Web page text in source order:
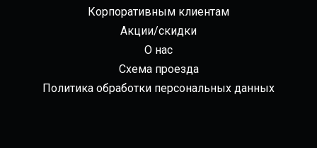
Корпоративным клиентам
Акции/скидки
О нас
Схема проезда
Политика обработки персональных данных